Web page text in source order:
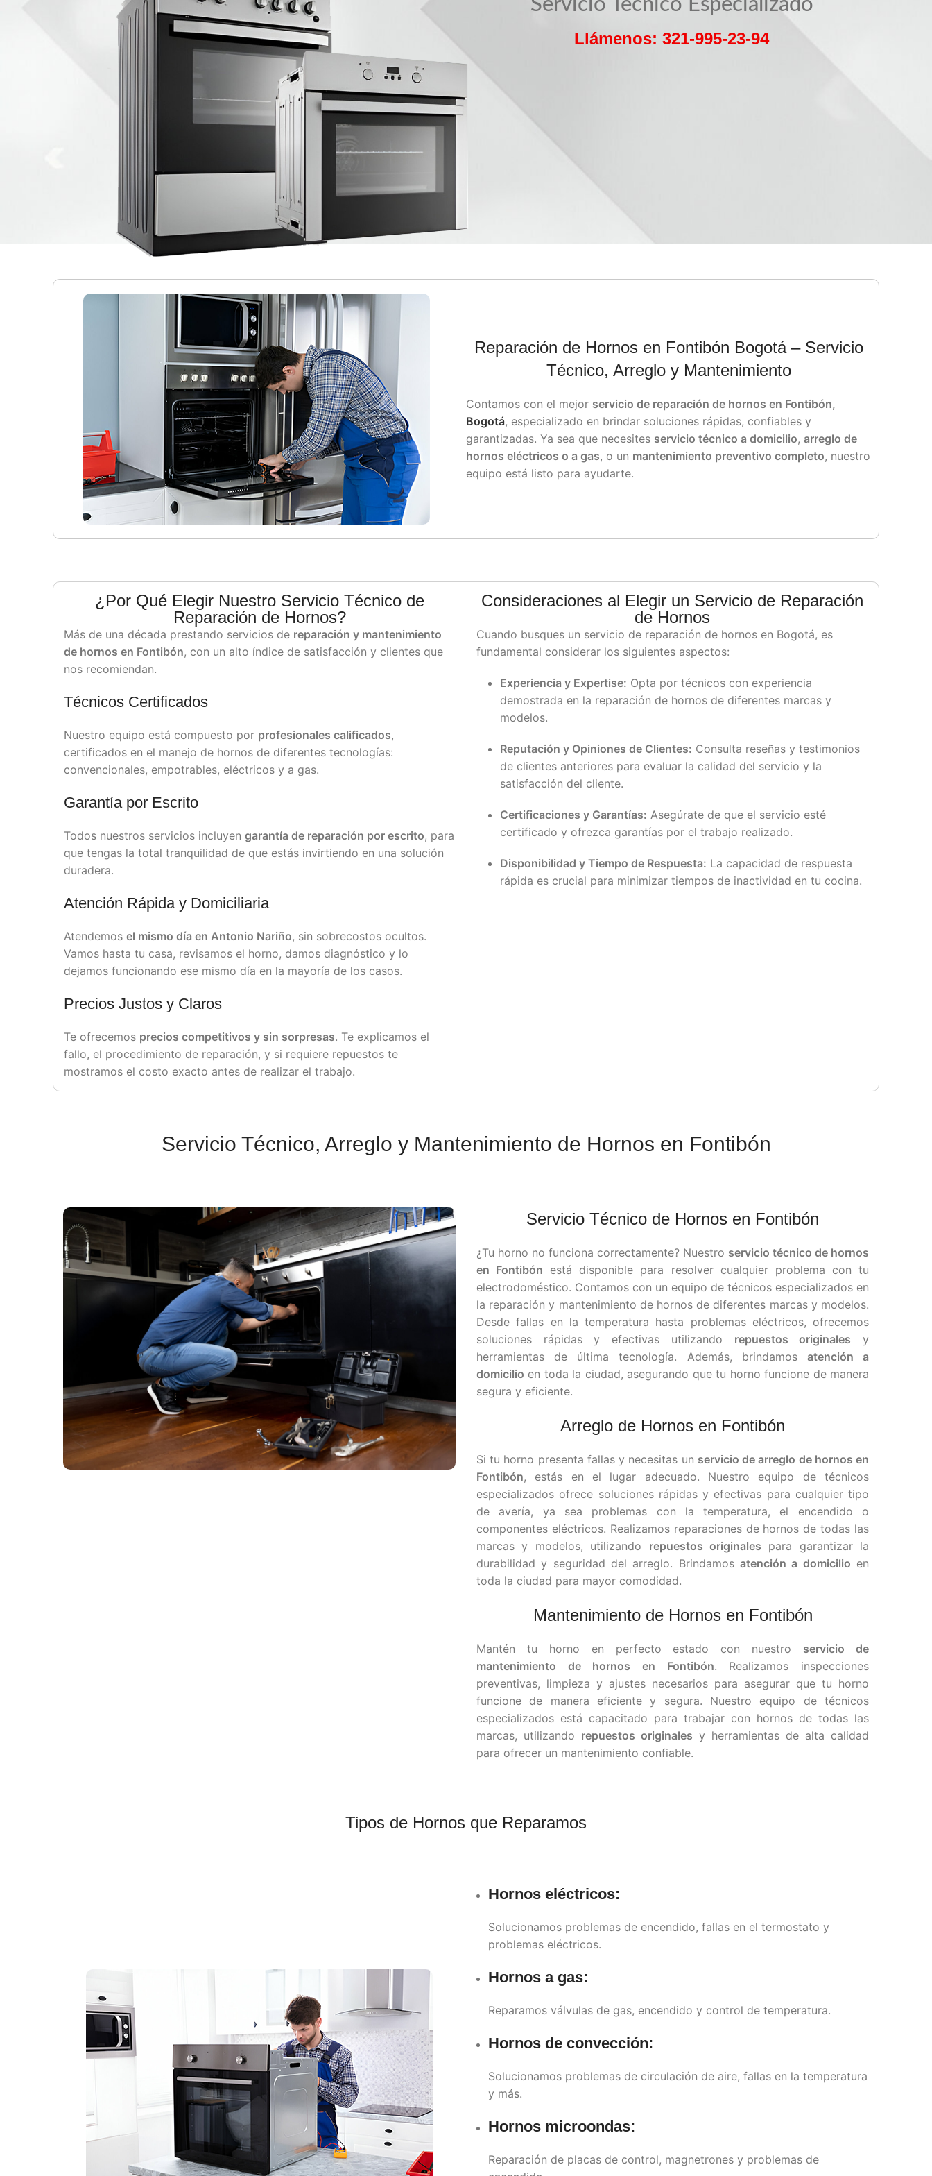
Servicio Técnico Especializado
Llámenos: 321-995-23-94
Reparación de Hornos en Fontibón Bogotá – Servicio
Técnico, Arreglo y Mantenimiento
Contamos con el mejor servicio de reparación de hornos en Fontibón,
Bogotá, especializado en brindar soluciones rápidas, confiables y
garantizadas. Ya sea que necesites servicio técnico a domicilio, arreglo de
hornos eléctricos o a gas, o un mantenimiento preventivo completo, nuestro
equipo está listo para ayudarte.
¿Por Qué Elegir Nuestro Servicio Técnico de
Reparación de Hornos?
Más de una década prestando servicios de reparación y mantenimiento
de hornos en Fontibón, con un alto índice de satisfacción y clientes que
nos recomiendan.
Técnicos Certificados
Nuestro equipo está compuesto por profesionales calificados,
certificados en el manejo de hornos de diferentes tecnologías:
convencionales, empotrables, eléctricos y a gas.
Garantía por Escrito
Todos nuestros servicios incluyen garantía de reparación por escrito, para
que tengas la total tranquilidad de que estás invirtiendo en una solución
duradera.
Atención Rápida y Domiciliaria
Atendemos el mismo día en Antonio Nariño, sin sobrecostos ocultos.
Vamos hasta tu casa, revisamos el horno, damos diagnóstico y lo
dejamos funcionando ese mismo día en la mayoría de los casos.
Precios Justos y Claros
Te ofrecemos precios competitivos y sin sorpresas. Te explicamos el
fallo, el procedimiento de reparación, y si requiere repuestos te
mostramos el costo exacto antes de realizar el trabajo.
Consideraciones al Elegir un Servicio de Reparación
de Hornos
Cuando busques un servicio de reparación de hornos en Bogotá, es
fundamental considerar los siguientes aspectos:
Experiencia y Expertise: Opta por técnicos con experiencia
demostrada en la reparación de hornos de diferentes marcas y
modelos.
Reputación y Opiniones de Clientes: Consulta reseñas y testimonios
de clientes anteriores para evaluar la calidad del servicio y la
satisfacción del cliente.
Certificaciones y Garantías: Asegúrate de que el servicio esté
certificado y ofrezca garantías por el trabajo realizado.
Disponibilidad y Tiempo de Respuesta: La capacidad de respuesta
rápida es crucial para minimizar tiempos de inactividad en tu cocina.
Servicio Técnico, Arreglo y Mantenimiento de Hornos en Fontibón
Servicio Técnico de Hornos en Fontibón
¿Tu horno no funciona correctamente? Nuestro servicio técnico de hornos
en Fontibón está disponible para resolver cualquier problema con tu
electrodoméstico. Contamos con un equipo de técnicos especializados en
la reparación y mantenimiento de hornos de diferentes marcas y modelos.
Desde fallas en la temperatura hasta problemas eléctricos, ofrecemos
soluciones rápidas y efectivas utilizando repuestos originales y
herramientas de última tecnología. Además, brindamos atención a
domicilio en toda la ciudad, asegurando que tu horno funcione de manera
segura y eficiente.
Arreglo de Hornos en Fontibón
Si tu horno presenta fallas y necesitas un servicio de arreglo de hornos en
Fontibón, estás en el lugar adecuado. Nuestro equipo de técnicos
especializados ofrece soluciones rápidas y efectivas para cualquier tipo
de avería, ya sea problemas con la temperatura, el encendido o
componentes eléctricos. Realizamos reparaciones de hornos de todas las
marcas y modelos, utilizando repuestos originales para garantizar la
durabilidad y seguridad del arreglo. Brindamos atención a domicilio en
toda la ciudad para mayor comodidad.
Mantenimiento de Hornos en Fontibón
Mantén tu horno en perfecto estado con nuestro servicio de
mantenimiento de hornos en Fontibón. Realizamos inspecciones
preventivas, limpieza y ajustes necesarios para asegurar que tu horno
funcione de manera eficiente y segura. Nuestro equipo de técnicos
especializados está capacitado para trabajar con hornos de todas las
marcas, utilizando repuestos originales y herramientas de alta calidad
para ofrecer un mantenimiento confiable.
Tipos de Hornos que Reparamos
Hornos eléctricos:
Solucionamos problemas de encendido, fallas en el termostato y
problemas eléctricos.
Hornos a gas:
Reparamos válvulas de gas, encendido y control de temperatura.
Hornos de convección:
Solucionamos problemas de circulación de aire, fallas en la temperatura
y más.
Hornos microondas:
Reparación de placas de control, magnetrones y problemas de